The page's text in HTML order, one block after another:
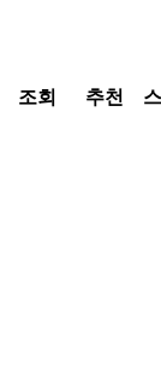
조회 추천